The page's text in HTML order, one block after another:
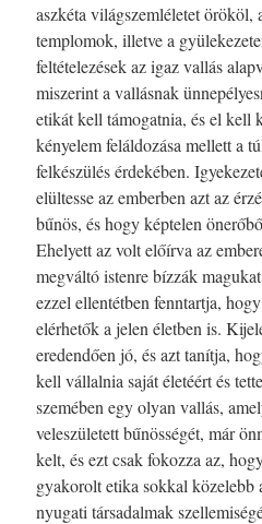
aszkéta világszemléletet örököl,
templomok, illetve a
feltételezések az igaz vallás
miszerint a vallásnak
etikát kell támogatnia, és el kell
kényelem feláldozása mellett a
felkészülés érdekében.
elültesse az emberben azt az
bűnös, és hogy képtelen
Ehelyett az volt előírva az
megváltó istenre bízzák
ezzel ellentétben fenntartja,
elérhetők a jelen életben is.
eredendően jó, és azt tanítja,
kell vállalnia saját életéért és
szemében egy olyan vallás,
veleszületett bűnösségét, már
kelt, és ezt csak fokozza az,
gyakorolt etika sokkal közelebb
nyugati társadalmak